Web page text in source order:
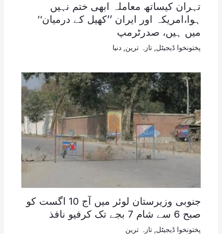
تہران کیساتھ معاملہ ابھی ختم نہیں
ہوا،امریکہ اور ایران ’’کھیل کے درمیان‘‘
میں ہیں، صدرٹرمپ
پختونخوا ڈیجیٹل تازہ ترین دنیا
جنوبی وزیرستان لوئر میں آج 10 اگست کو
صبح 6 سے شام 7 بجے تک کرفیو نافذ
پختونخوا ڈیجیٹل تازہ ترین